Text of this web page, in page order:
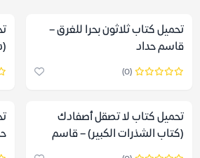
تحميل كتاب ثلاثون بحرا للغرق –
قاسم حداد
(0)
تحميل كتاب لا تصقل أصفادك
(كتاب الشذرات الكبير) – قاسم
حداد